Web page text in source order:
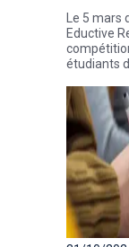
Le 5
Eductive
étudiants
à la fois